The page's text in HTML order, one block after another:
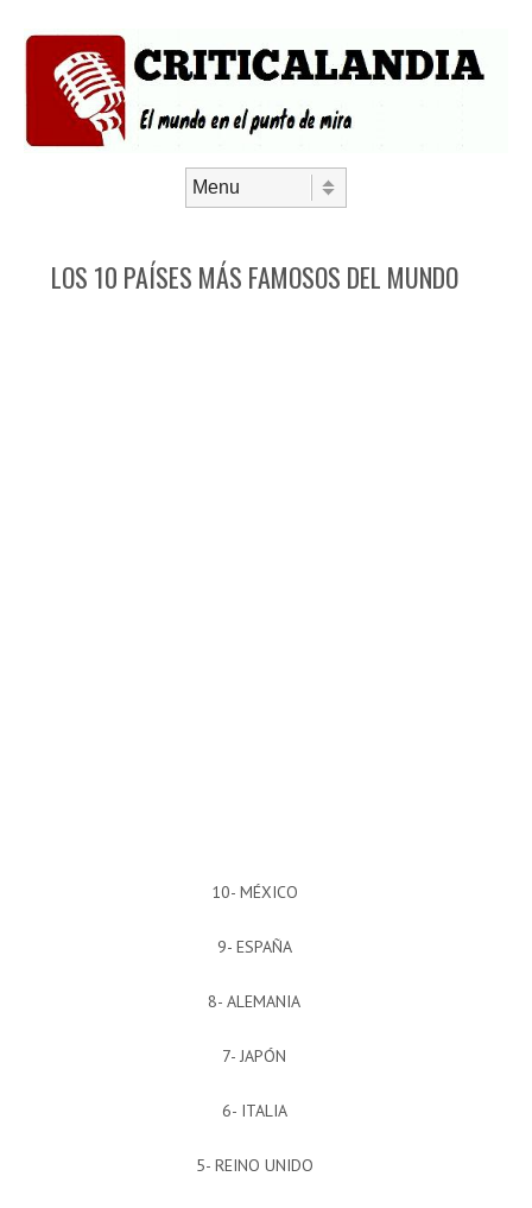
LOS 10 PAÍSES MÁS FAMOSOS DEL MUNDO
10- MÉXICO
9- ESPAÑA
8- ALEMANIA
7- JAPÓN
6- ITALIA
5- REINO UNIDO